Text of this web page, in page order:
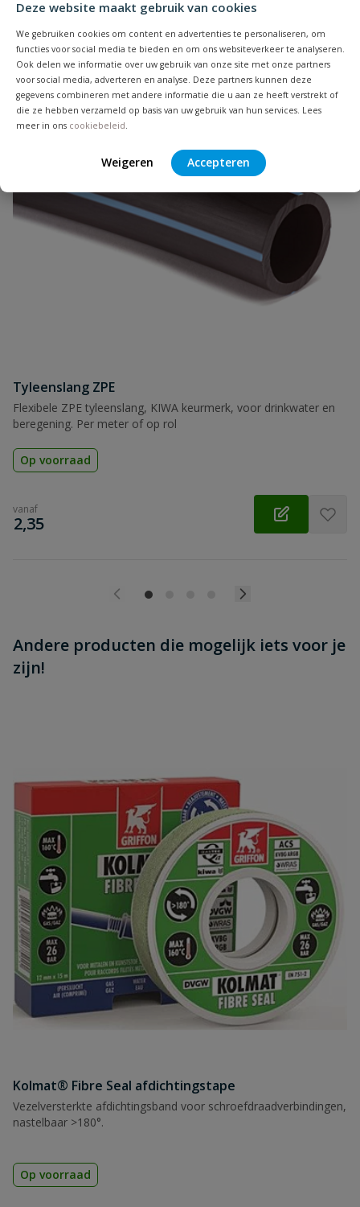
Deze website maakt gebruik van cookies
We gebruiken cookies om content en advertenties te personaliseren, om
functies voor social media te bieden en om ons websiteverkeer te analyseren.
Ook delen we informatie over uw gebruik van onze site met onze partners
voor social media, adverteren en analyse. Deze partners kunnen deze
gegevens combineren met andere informatie die u aan ze heeft verstrekt of
die ze hebben verzameld op basis van uw gebruik van hun services. Lees
meer in ons cookiebeleid
Weigeren Accepteren
Uw waardering:
Naam
Samenvatting
Beoordeling versturen
Populair
Tyleenslang ZPE
Flexibele ZPE tyleenslang, KIWA keurmerk, voor drinkwater en
beregening. Per meter of op rol
Op voorraad
vanaf
€
2,35
Andere producten die mogelijk iets voor je
zijn!
Kolmat® Fibre Seal afdichtingstape
Vezelversterkte afdichtingsband voor schroefdraadverbindingen,
nastelbaar >180°.
Op voorraad